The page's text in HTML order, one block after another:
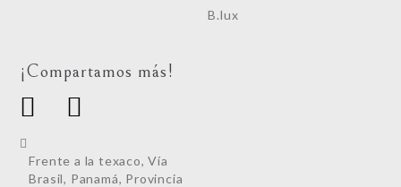
B.lux
¡Compartamos más!
Frente a la texaco, Vía
Brasil, Panamá, Provincia